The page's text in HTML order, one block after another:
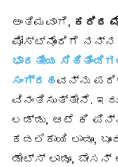
ಅಂತಿಮವಾಗಿ, ಕರಿದ
ಪೋಸ್ಟ್‌ನೊಂದಿಗೆ
ಭಾರತೀಯ
ಸಂಗ್ರಹವನ್ನು
ವಿನಂತಿಸುತ್ತೇನೆ.
ಲಡ್ಡು, ಆಟೆ ಕಿ ಪಿನ್ನಿ,
ಕಡಲೆಕಾಯಿ ಲಾಡೂ,
ಡೇಟ್ಸ್ ಲಾಡೂ, ಬೇಸನ್